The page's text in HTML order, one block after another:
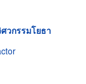
วกรรมโยธา